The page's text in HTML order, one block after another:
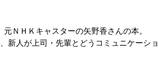
ＮＨＫキャスターの矢野香さんの本。
新人が上司・先輩とどうコミュニケーショ